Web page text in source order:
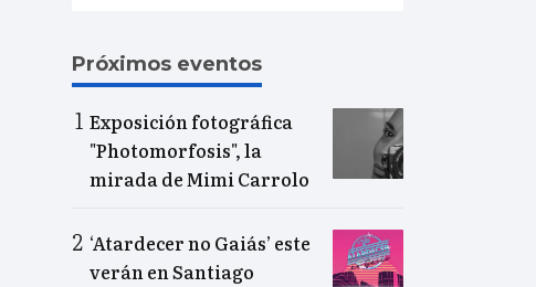
Próximos eventos
Exposición fotográfica
"Photomorfosis", la
mirada de Mimi Carrolo
‘Atardecer no Gaiás’ este
verán en Santiago